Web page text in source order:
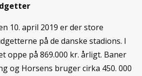
10. april 2019 er der store
på de danske stadions. I
oppe på 869.000 kr. årligt. Baner
og Horsens bruger cirka 450. 000